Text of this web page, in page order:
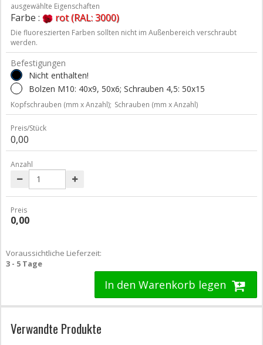
ausgewählte Eigenschaften
Farbe : rot (RAL: 3000)
Die fluoreszierten Farben sollten nicht im Außenbereich verschraubt
werden.
Befestigungen
Nicht enthalten!
Bolzen M10: 40x9, 50x6; Schrauben 4,5: 50x15
Kopfschrauben (mm x Anzahl); Schrauben (mm x Anzahl)
Preis/Stück
0,00
Anzahl
Preis
0,00
Voraussichtliche Lieferzeit:
3 - 5 Tage
In den Warenkorb legen
Verwandte Produkte